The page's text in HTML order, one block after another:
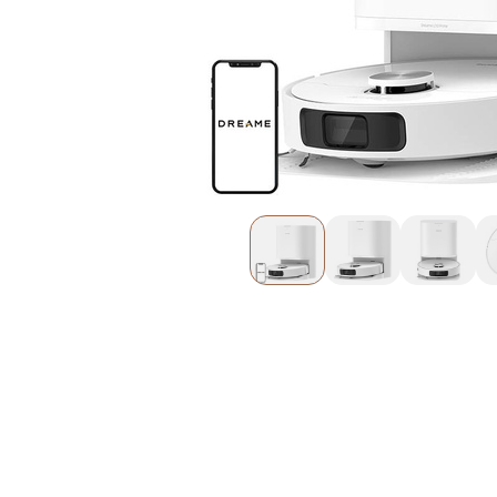
Pokaż na mapie
Oficjalna Strefa Dreame - Złote
Pokaż na mapie